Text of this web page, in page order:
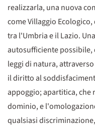
realizzarla, una nuova
come Villaggio
tra l'Umbria e il Lazio.
autosufficiente possibile,
leggi di natura,
il diritto al
appoggio; apartitica,
dominio, e
qualsiasi